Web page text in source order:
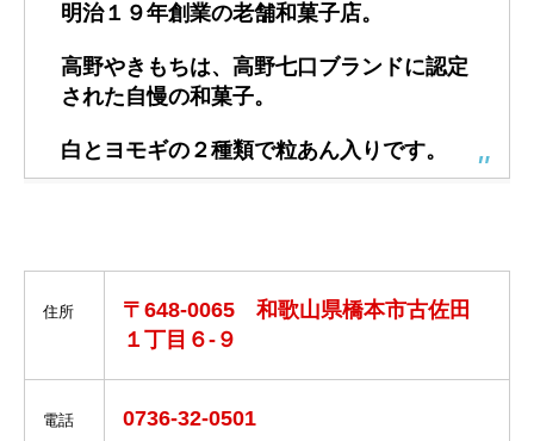
明治１９年創業の老舗和菓子店。
高野やきもちは、高野七口ブランドに認定
された自慢の和菓子。
白とヨモギの２種類で粒あん入りです。
住所
〒648-0065 和歌山県橋本市古佐田
１丁目６-９
電話
0736-32-0501